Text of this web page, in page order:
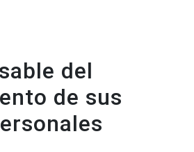
del
de sus